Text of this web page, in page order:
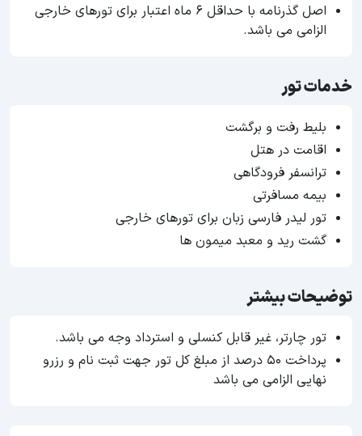
اصل گذرنامه با حداقل ۶ ماه اعتبار برای تورهای خارجی
الزامی می باشد.
خدمات تور
بلیط رفت و برگشت
اقامت در هتل
ترانسفر فرودگاهی
بیمه مسافرتی
تور لیدر فارسی زبان برای تورهای خارجی
گشت رید و معبد میمون ها
توضیحات بیشتر
تور چارتر، غیر قابل کنسلی و استرداد وجه می باشد.
پرداخت ۵۰ درصد از مبلغ کل تور جهت ثبت نام و رزرو
نهایی الزامی می باشد